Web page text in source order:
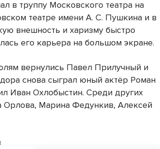
в труппу Московского театра на
театре имени А. С. Пушкина и в
внешность и харизму быстро
его карьера на большом экране.
вернулись Павел Прилучный и
снова сыграл юный актёр Роман
Иван Охлобыстин. Среди других
Орлова, Марина Федункив, Алексей